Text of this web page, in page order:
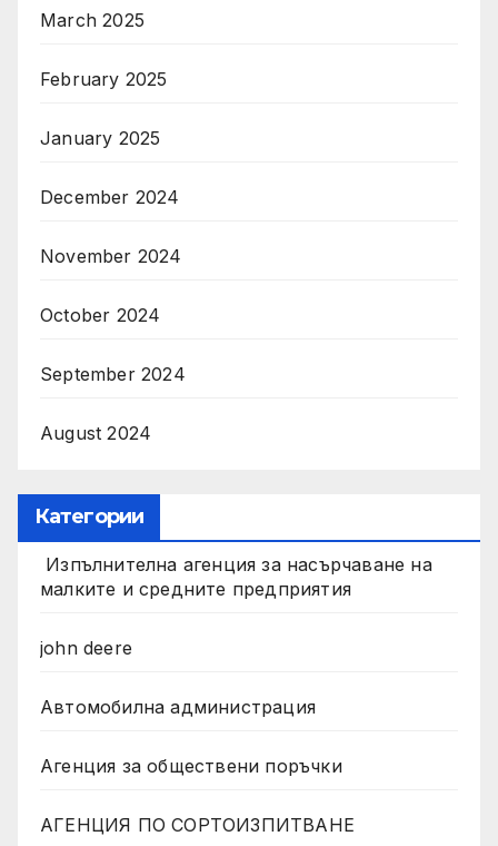
March 2025
February 2025
January 2025
December 2024
November 2024
October 2024
September 2024
August 2024
Категории
Изпълнителна агенция за насърчаване на
малките и средните предприятия
john deere
Автомобилна администрация
Агенция за обществени поръчки
АГЕНЦИЯ ПО СОРТОИЗПИТВАНЕ